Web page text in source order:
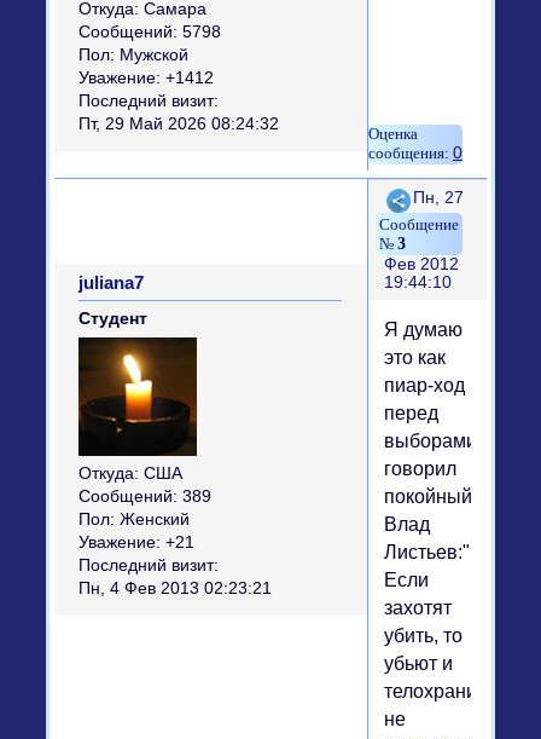
Откуда: Самара
Сообщений: 5798
Пол: Мужской
Уважение: +1412
Последний визит:
Пт, 29 Май 2026 08:24:32
0
Поделиться
3
Пн, 27
Фев 2012
19:44:10
juliana7
Студент
Откуда: США
Сообщений: 389
Пол: Женский
Уважение: +21
Последний визит:
Пн, 4 Фев 2013 02:23:21
Я думаю
это как
пиар-ход
перед
выборами...Как
говорил
покойный
Влад
Листьев:"
Если
захотят
убить, то
убьют и
телохранители
не